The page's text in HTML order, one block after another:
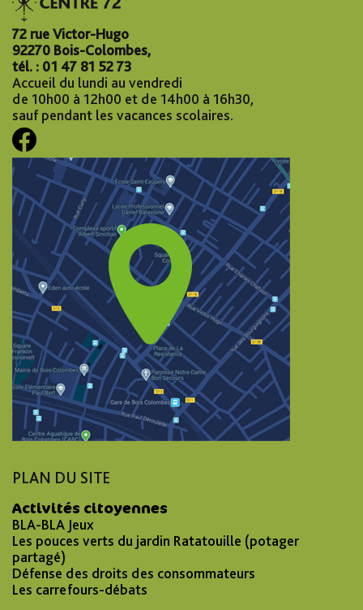
72 rue Victor-Hugo
92270 Bois-Colombes,
tél. : 01 47 81 52 73
Accueil du lundi au vendredi
de 10h00 à 12h00 et de 14h00 à 16h30,
sauf pendant les vacances scolaires.
PLAN DU SITE
Activités citoyennes
BLA-BLA Jeux
Les pouces verts du jardin Ratatouille (potager
partagé)
Défense des droits des consommateurs
Les carrefours-débats